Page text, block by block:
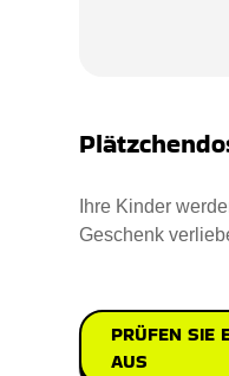
Ihre Kinder
Geschenk
PRÜFEN SIE
AUS